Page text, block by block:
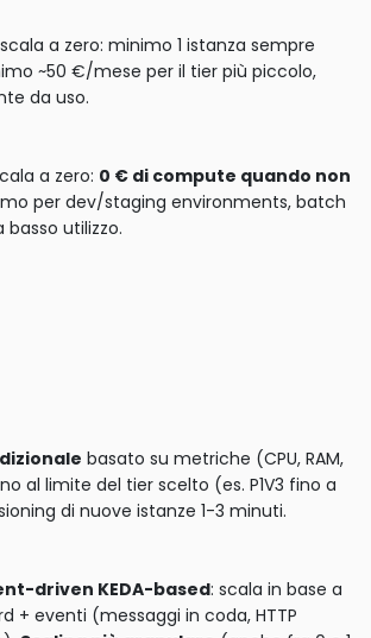
a zero: minimo 1 istanza sempre
~50 €/mese per il tier più piccolo,
da uso.
a zero: 0 € di compute quando non
per dev/staging environments, batch
basso utilizzo.
basato su metriche (CPU, RAM,
al limite del tier scelto (es. P1V3 fino a
di nuove istanze 1-3 minuti.
driven KEDA-based: scala in base a
+ eventi (messaggi in coda, HTTP